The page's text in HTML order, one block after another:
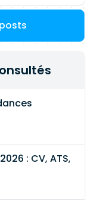
: CV, ATS,